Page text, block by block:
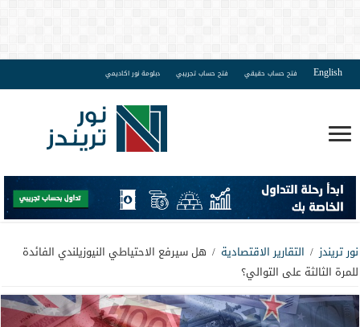
English فتح حساب حقيقي فتح حساب تجريبي دبلومة نور اكاديمي
نور تريندز / التقارير الاقتصادية / هل سيرفع الاحتياطي النيوزيلندي الفائدة
للمرة الثالثة على التوالي؟